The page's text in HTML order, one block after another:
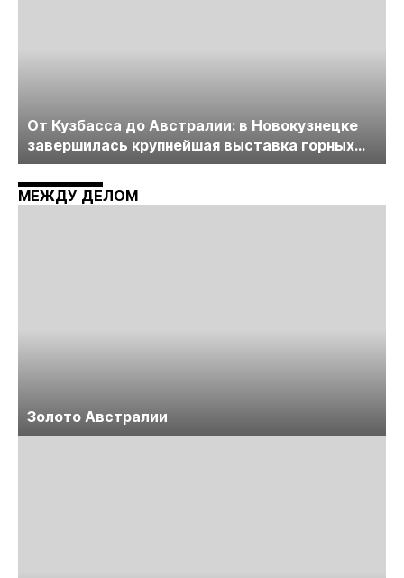
От Кузбасса до Австралии: в Новокузнецке
завершилась крупнейшая выставка горных
технологий «Недра России. Уголь России и
Майнинг»
МЕЖДУ ДЕЛОМ
Золото Австралии